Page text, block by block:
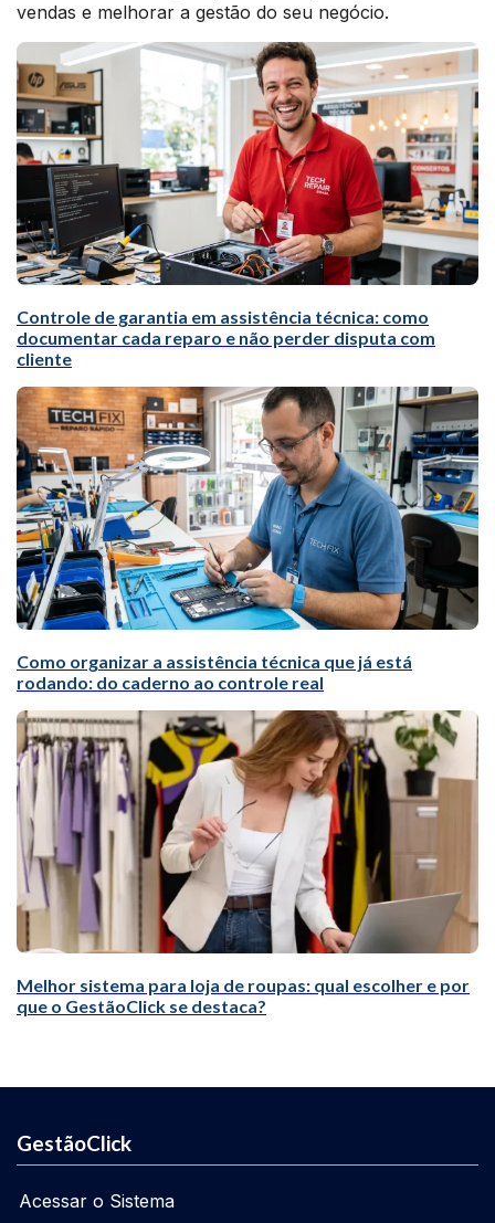
vendas e melhorar a gestão do seu negócio.
Controle de garantia em assistência técnica: como
documentar cada reparo e não perder disputa com
cliente
Como organizar a assistência técnica que já está
rodando: do caderno ao controle real
Melhor sistema para loja de roupas: qual escolher e por
que o GestãoClick se destaca?
GestãoClick
Acessar o Sistema